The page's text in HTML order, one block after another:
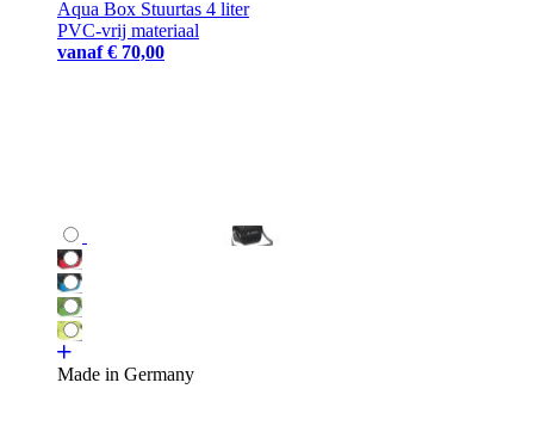
Aqua Box Stuurtas 4 liter
PVC-vrij materiaal
vanaf € 70,00
Made in Germany